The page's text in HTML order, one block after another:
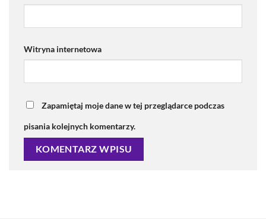
Witryna internetowa
Zapamiętaj moje dane w tej przeglądarce podczas
pisania kolejnych komentarzy.